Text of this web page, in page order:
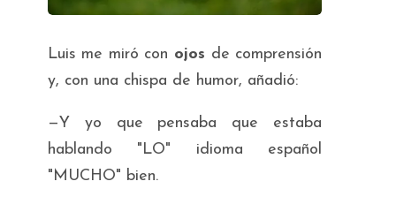
Luis me miró con ojos de comprensión
y, con una chispa de humor, añadió:
—Y yo que pensaba que estaba
hablando "LO" idioma español
"MUCHO" bien.